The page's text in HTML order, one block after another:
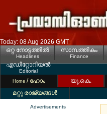
Today: 08 Aug 2026 GMT
ഒറ്റ നോട്ടത്തില്‍
Headlines
സാമ്പത്തികം
Finance
എഡിറ്റോറിയല്‍
Editorial
Home / ഹോം യൂ.കെ.
മറ്റു രാജ്യങ്ങള്‍
Advertisements